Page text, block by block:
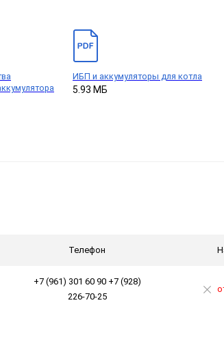
ИБП и аккумуляторы для котла
5.93 МБ
Телефон
+7 (961) 301 60 90 +7 (928)
226-70-25